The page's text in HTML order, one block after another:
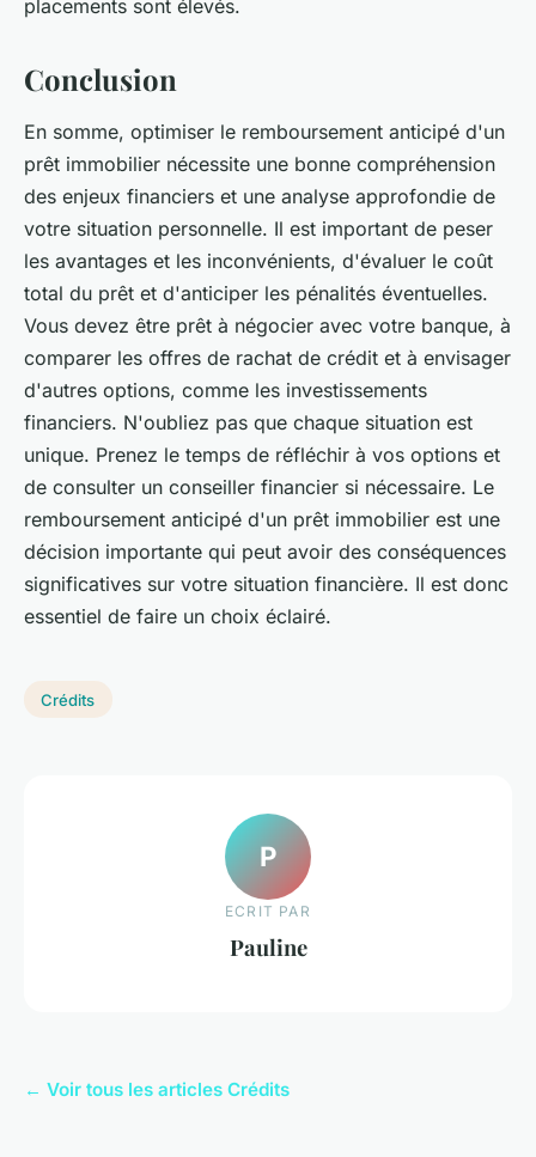
placements sont élevés.
Conclusion
En somme, optimiser le remboursement anticipé d'un
prêt immobilier nécessite une bonne compréhension
des enjeux financiers et une analyse approfondie de
votre situation personnelle. Il est important de peser
les avantages et les inconvénients, d'évaluer le coût
total du prêt et d'anticiper les pénalités éventuelles.
Vous devez être prêt à négocier avec votre banque, à
comparer les offres de rachat de crédit et à envisager
d'autres options, comme les investissements
financiers. N'oubliez pas que chaque situation est
unique. Prenez le temps de réfléchir à vos options et
de consulter un conseiller financier si nécessaire. Le
remboursement anticipé d'un prêt immobilier est une
décision importante qui peut avoir des conséquences
significatives sur votre situation financière. Il est donc
essentiel de faire un choix éclairé.
Crédits
P
ECRIT PAR
Pauline
← Voir tous les articles Crédits